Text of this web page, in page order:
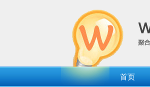
首页